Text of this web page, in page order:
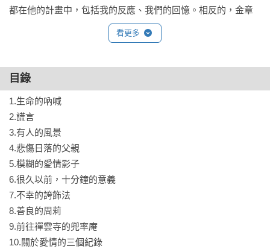
都在他的計畫中，包括我的反應、我們的回憶。相反的，金章
宇嚮往自由，從來不做計畫，永遠跟著感覺走——他和我父親
就像照鏡子一樣相像，可明明知道下場，我的心卻還是往金章
幸 vs. 不幸、愛vs.不愛……矛盾是世間萬物的真理；理性 vs.
感性、自由 vs. 責任……沒有一條道路能保證任何事。
矛和盾，是所有事物的兩面，永遠無法對齊。
我們不必與自己和解，只要誠實面對——至少活得像我們自
己。
看更多
目錄
1.生命的吶喊
2.謊言
3.有人的風景
4.悲傷日落的父親
5.模糊的愛情影子
6.很久以前，十分鐘的意義
7.不幸的誇飾法
8.善良的周莉
9.前往禪雲寺的兜率庵
10.關於愛情的三個紀錄